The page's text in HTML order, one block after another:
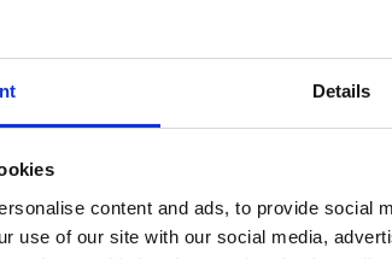
Details
content and ads, to provide social
use of our site with our social media,
in zit. Ik wil
maken. Ik
Maar
draai aan
weer
buitenland.
jaar weer
meegemaakt
creativiteit kom je niet ver
ook echt iets mee wil
klanten om mee samen